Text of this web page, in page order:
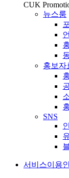
CUK
뉴스룸
홍보자
SNS
서비스이용